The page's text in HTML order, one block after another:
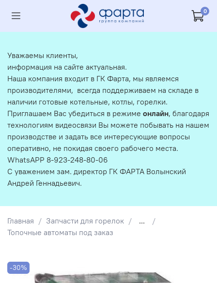
0
Главная Запчасти для горелок
...
Топочные автоматы под заказ
-30%
Уважаемы клиенты,
информация на сайте актуальная.
Наша компания входит в ГК Фарта, мы являемся
производителями, всегда поддерживаем на складе в
наличии готовые котельные, котлы, горелки.
Приглашаем Вас убедиться в режиме онлайн, благодаря
технологиям видеосвязи Вы можете побывать на нашем
производстве и задать все интересующие вопросы
оперативно, не покидая своего рабочего места.
WhatsAPP 8-923-248-80-06
С уважением зам. директор ГК ФАРТА Волынский
Андрей Геннадьевич.